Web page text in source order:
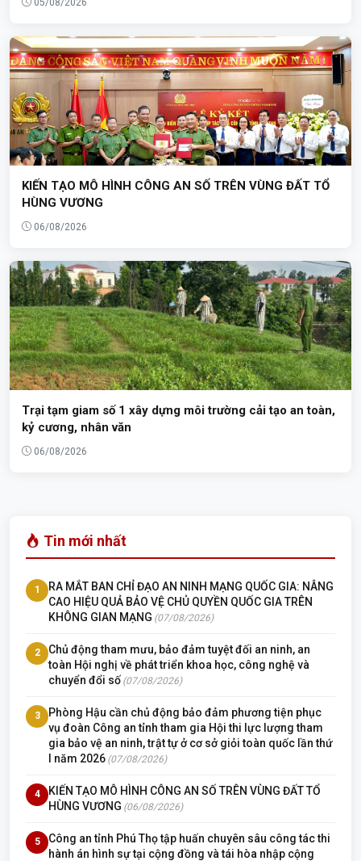
05/08/2026
KIẾN TẠO MÔ HÌNH CÔNG AN SỐ TRÊN VÙNG ĐẤT TỔ
HÙNG VƯƠNG
06/08/2026
Trại tạm giam số 1 xây dựng môi trường cải tạo an toàn,
kỷ cương, nhân văn
06/08/2026
Tin mới nhất
1
RA MẮT BAN CHỈ ĐẠO AN NINH MẠNG QUỐC GIA: NÂNG
CAO HIỆU QUẢ BẢO VỆ CHỦ QUYỀN QUỐC GIA TRÊN
KHÔNG GIAN MẠNG (07/08/2026)
2
Chủ động tham mưu, bảo đảm tuyệt đối an ninh, an
toàn Hội nghị về phát triển khoa học, công nghệ và
chuyển đổi số (07/08/2026)
3
Phòng Hậu cần chủ động bảo đảm phương tiện phục
vụ đoàn Công an tỉnh tham gia Hội thi lực lượng tham
gia bảo vệ an ninh, trật tự ở cơ sở giỏi toàn quốc lần thứ
I năm 2026 (07/08/2026)
4
KIẾN TẠO MÔ HÌNH CÔNG AN SỐ TRÊN VÙNG ĐẤT TỔ
HÙNG VƯƠNG (06/08/2026)
5
Công an tỉnh Phú Thọ tập huấn chuyên sâu công tác thi
hành án hình sự tại cộng đồng và tái hòa nhập cộng